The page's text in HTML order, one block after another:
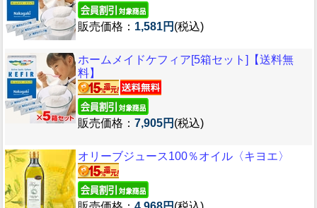
販売価格： 1,581円 (税込)
ホームメイドケフィア[5箱セット]【送料無
料】
販売価格： 7,905円 (税込)
オリーブジュース100％オイル〈キヨエ〉